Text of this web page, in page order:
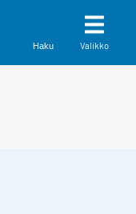
Haku Valikko